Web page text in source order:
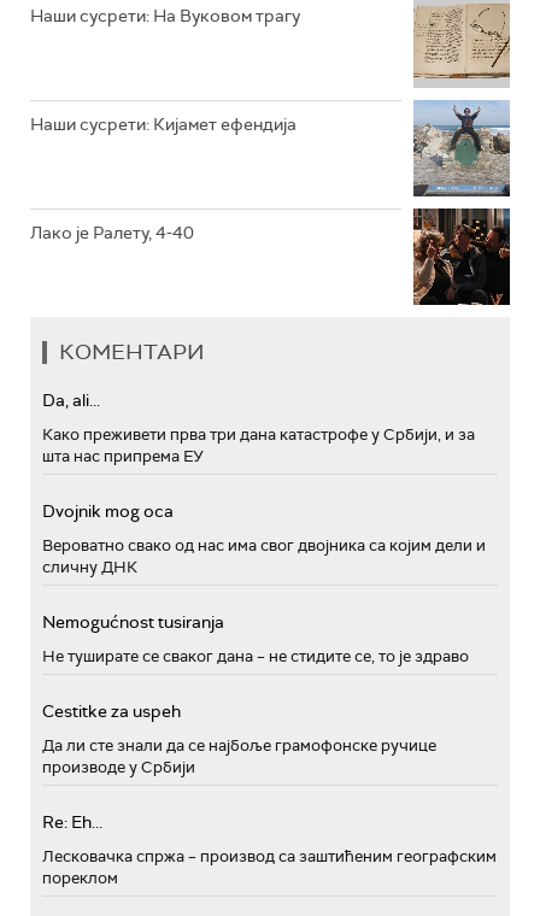
Наши сусрети: На Вуковом трагу
Наши сусрети: Кијамет ефендија
Лако је Ралету, 4-40
КОМЕНТАРИ
Da, ali...
Како преживети прва три дана катастрофе у Србији, и за
шта нас припрема ЕУ
Dvojnik mog oca
Вероватно свако од нас има свог двојника са којим дели и
сличну ДНК
Nemogućnost tusiranja
Не туширате се сваког дана – не стидите се, то је здраво
Cestitke za uspeh
Да ли сте знали да се најбоље грамофонске ручице
производе у Србији
Re: Eh...
Лесковачка спржа – производ са заштићеним географским
пореклом